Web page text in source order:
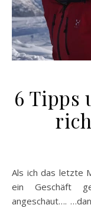
6 Tipps
Als ich das letzte Mal eine Skibrille gekauft habe, bin ich in
ein Geschäft
angeschaut….